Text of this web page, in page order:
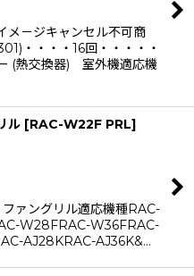
メ－ジキャンセル不可商
・・・・16回・・・・・
(熱交換器) 室外機適応機
ル [RAC-W22F PRL]
ァングリル適応機種RAC-
W28FRAC-W36FRAC-
AJ28KRAC-AJ36K&…